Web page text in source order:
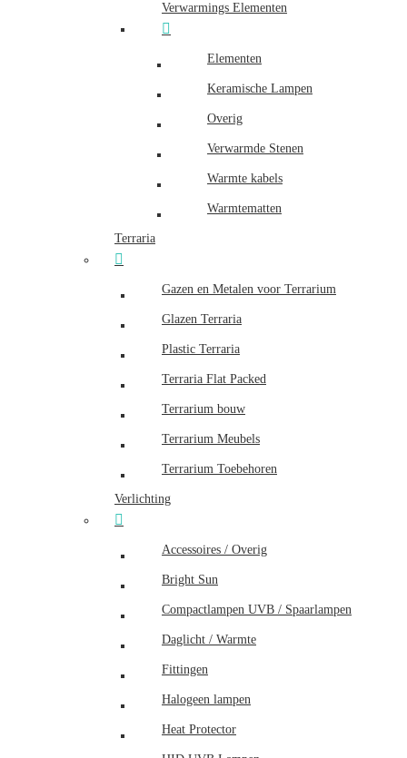
Verwarmings Elementen
Elementen
Keramische Lampen
Overig
Verwarmde Stenen
Warmte kabels
Warmtematten
Terraria
Gazen en Metalen voor Terrarium
Glazen Terraria
Plastic Terraria
Terraria Flat Packed
Terrarium bouw
Terrarium Meubels
Terrarium Toebehoren
Verlichting
Accessoires / Overig
Bright Sun
Compactlampen UVB / Spaarlampen
Daglicht / Warmte
Fittingen
Halogeen lampen
Heat Protector